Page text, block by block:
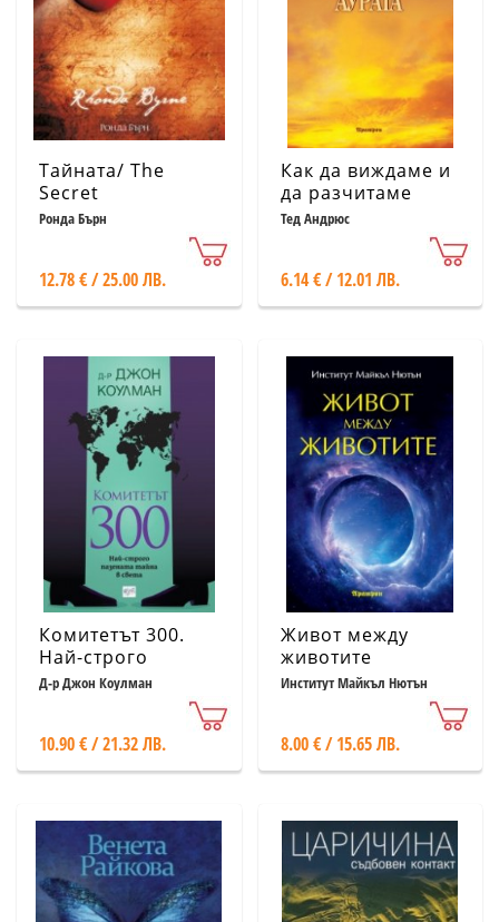
Тайната/ The
Secret
Ронда Бърн
12.78 € / 25.00 ЛВ.
Как да виждаме и
да разчитаме
аурата
Тед Андрюс
6.14 € / 12.01 ЛВ.
Комитетът 300.
Най-строго
пазената тайна в
Д-р Джон Коулман
10.90 € / 21.32 ЛВ.
Живот между
животите
Институт Майкъл Нютън
8.00 € / 15.65 ЛВ.